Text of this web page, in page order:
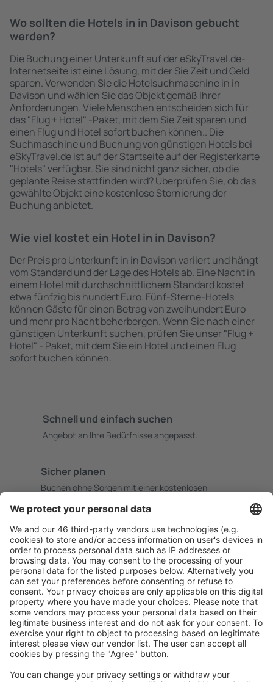
Wo sollten die Hotels in in Davison gebucht
werden?
Die Buchung einer Unterkunft auf der eSkyTravel.de-
Internetseite ist eine Lösung, mit der Sie Zeit und Geld
sparen. Verwenden Sie die Hotelsuchmaschine in in
Davison und wählen Sie das Objekt gemäß Ihrer
Anforderungen. Viele Menschen entscheiden sich für
das "Flug + Hotel" -Paket, mit dem Sie Zeit sparen und
einen Flug und Hotel sofort buchen können.. Die
Suchmaschine und Buchung von günstigen Hotels bei
eSkyTravel.de ist auf der Startseite auf der Registerkarte
"Hotels" verfügbar. Sie sind nicht ganz sicher, ob die
geplante Reise stattfinden wird? Überprüfen Sie, ob das
gewählte Objekt eine kostenlose Stornierung der
Buchung anbietet.
Wie viel kostet ein Hotel in in Davison?
Der Preis pro Unterkunft in in Davison variiert und hängt
vom Standard und der Lage des Hotels ab. Eine Nacht in
einem Hotel mit durchschnittlichem Standard kostet
etwa fünfzig bis hundert Euro. Fünf-Sterne-Hotels
können Gäste für einen Betrag von zweihundert Euro
und mehr pro Nacht beherbergen. Wenn Sie nach einer
günstigen Unterkunft suchen, prüfen Sie unser "Flug +
Hotel" - Paket, mit dem Sie ein Hotel und einen Flug
sofort buchen können.
Schnell und einfach suchen
Angebot an Ihre Bedürfnisse angepasst.
Sicher planen
Buchen ohne Sorgen mit einer kostenlosen
Mehr sparen
Attraktive Preise und Spezialangebote für eingeloggte
Benutzer.
Unterkünfte, die Sie mögen
Wählen Sie aus über 1,3 Millionen Unterkünften: Hotels,
Hütten, Apartments und andere.